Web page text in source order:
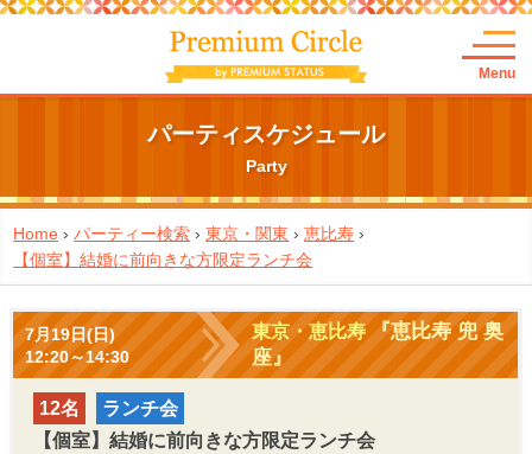
Menu
パーティスケジュール
Party
Home ›パーティー検索 ›東京・関東 ›恵比寿 ›
【個室】結婚に前向きな方限定ランチ会
7月19日(日)
12:20～14:30
東京・恵比寿『恵比寿 兜 奥
座』
12名
ランチ会
【個室】結婚に前向きな方限定ランチ会